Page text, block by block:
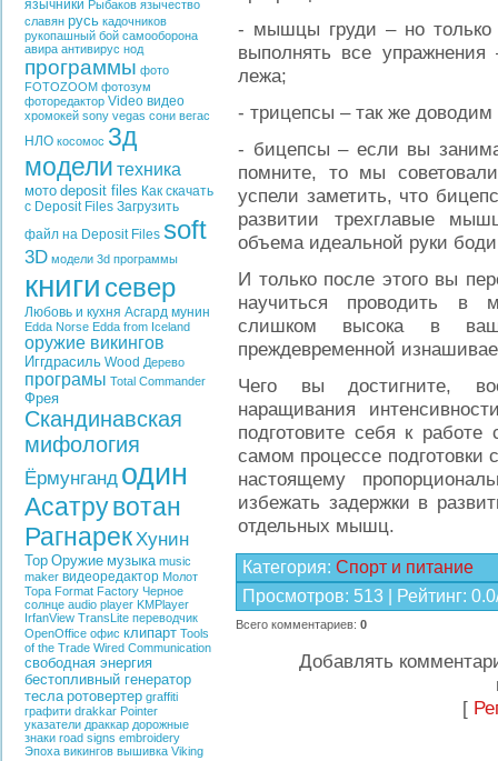
язычники Рыбаков язычество
славян русь кадочников
рукопашный бой самооборона
авира антивирус нод
программы фото
FOTOZOOM фотозум
фоторедактор Video видео
хромокей sony vegas сони вегас
НЛО косомос 3д
модели техника
мото deposit files Как скачать
с Deposit Files Загрузить
файл на Deposit Files soft
3D модели 3d программы
книги север
Любовь и кухня Асгард мунин
Edda Norse Edda from Iceland
оружие викингов
Иггдрасиль Wood Дерево
програмы Total Commander
Фрея
Скандинавская
мифология
Ёрмунганд один
Асатрувотан
РагнарекХунин
Тор Оружие музыка music
maker видеоредактор Молот
Тора Format Factory Черное
солнце audio player KMPlayer
IrfanView TransLite переводчик
OpenOffice офис клипарт Tools
of the Trade Wired Communication
свободная энергия
бестопливный генератор
тесла ротовертер graffiti
графити drakkar Pointer
указатели драккар дорожные
знаки road signs embroidery
Эпоха викингов вышивка Viking
- мышцы груди – но только
выполнять все
лежа;
- трицепсы – так же
- бицепсы – если вы
помните, то мы
успели заметить, что
развитии трехглавые
объема идеальной руки
И только после этого вы
научиться проводить в
слишком высока в
преждевременной
Чего вы достигните,
наращивания
подготовите себя к
самом процессе подготовки
настоящему
избежать задержки в
отдельных мышц.
Категория: Спорт и питание
Просмотров: 513 Рейтинг: 0.0
Всего комментариев: 0
Добавлять
[